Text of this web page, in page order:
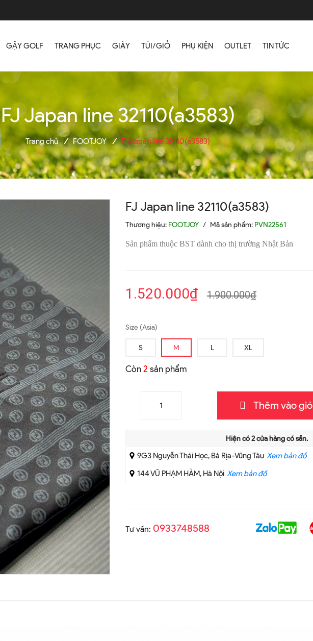
GẬY GOLF TRANG PHỤC GIÀY TÚI/GIỎ PHỤ KIỆN OUTLET TIN TỨC
FJ Japan line 32110(a3583)
Trang chủ / FOOTJOY / FJ Japan line 32110(a3583)
FJ Japan line 32110(a3583)
Thương hiệu: FOOTJOY / Mã sản phẩm: PVN22561
Sản phẩm thuộc BST dành cho thị trường Nhật Bản
1.520.000₫ 1.900.000₫
Size (Asia)
S M L XL
Còn 2 sản phẩm
Thêm vào giỏ
Hiện có2cửa hàng có sẵn.
9G3 Nguyễn Thái Học, Bà Rịa-Vũng Tàu Xem bản đồ
144 VŨ PHẠM HÀM, Hà Nội Xem bản đồ
Tư vấn: 0933748588